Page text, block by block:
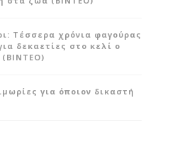
Τέσσερα χρόνια φαγούρας
δεκαετίες στο κελί ο
(ΒΙΝΤΕΟ)
για όποιον δικαστή